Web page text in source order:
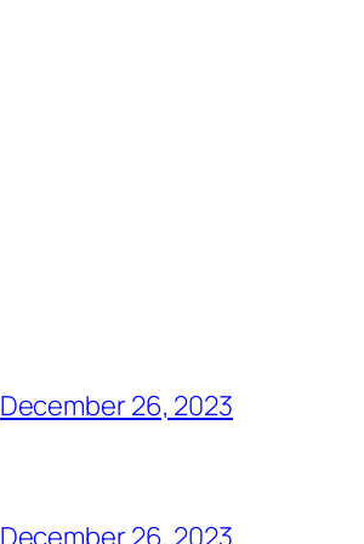
December 26, 2023
December 26, 2023